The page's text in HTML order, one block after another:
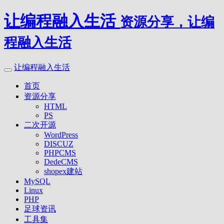
让编程融入生活 资源分享，让编
程融入生活
让编程融入生活
首页
资源分享
HTML
PS
二次开源
WordPress
DISCUZ
PHPCMS
DedeCMS
shopex建站
MySQL
Linux
PHP
足球资讯
工具集